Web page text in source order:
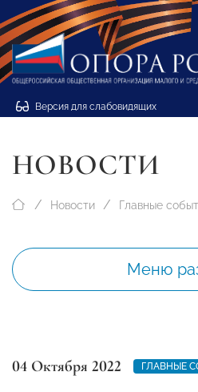
Версия для слабовидящих
НОВОСТИ
Новости Главные
Меню
04 Октября 2022 ГЛАВНЫЕ